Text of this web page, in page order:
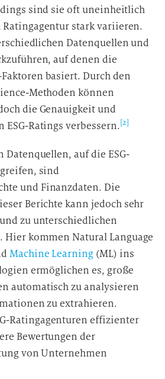
sind sie oft uneinheitlich
stark variieren.
Datenquellen und
auf denen die
Faktoren basiert. Durch den
Methoden können
die Genauigkeit und
Ratings verbessern. [2]
auf die ESG-
sind
und Finanzdaten. Die
Berichte kann jedoch sehr
zu unterschiedlichen
Hier kommen Natural Language
Machine Learning (ML) ins
ermöglichen es, große
automatisch zu analysieren
zu extrahieren.
Ratingagenturen effizienter
Bewertungen der
von Unternehmen